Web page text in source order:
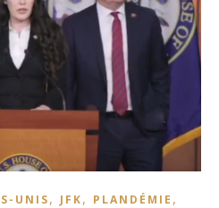
UNIS, JFK, PLANDÉMIE ,